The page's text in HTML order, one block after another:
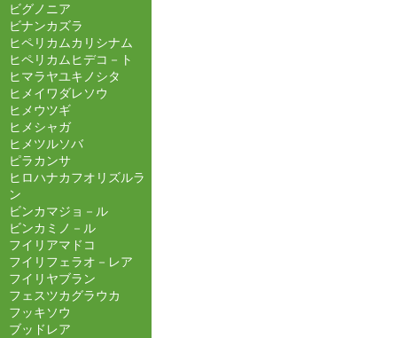
ビグノニア
ビナンカズラ
ヒペリカムカリシナム
ヒペリカムヒデコ－ト
ヒマラヤユキノシタ
ヒメイワダレソウ
ヒメウツギ
ヒメシャガ
ヒメツルソバ
ピラカンサ
ヒロハナカフオリズルラ
ン
ビンカマジョ－ル
ビンカミノ－ル
フイリアマドコ
フイリフェラオ－レア
フイリヤブラン
フェスツカグラウカ
フッキソウ
ブッドレア